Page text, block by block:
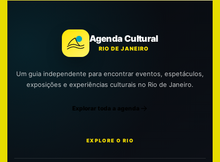
Agenda Cultural
RIO DE JANEIRO
Um guia independente para encontrar eventos, espetáculos,
exposições e experiências culturais no Rio de Janeiro.
Explorar toda a agenda
EXPLORE O RIO